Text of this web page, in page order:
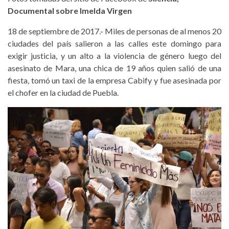
Documental sobre Imelda Virgen
18 de septiembre de 2017.- Miles de personas de al menos 20
ciudades del país salieron a las calles este domingo para
exigir justicia, y un alto a la violencia de género luego del
asesinato de Mara, una chica de 19 años quien salió de una
fiesta, tomó un taxi de la empresa Cabify y fue asesinada por
el chofer en la ciudad de Puebla.